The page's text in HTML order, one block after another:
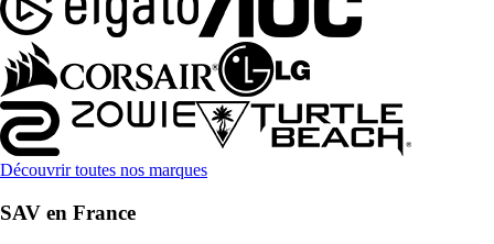
Découvrir toutes nos marques
SAV en France